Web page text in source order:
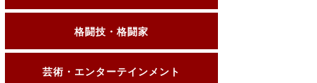
格闘技・格闘家
芸術・エンターテインメント